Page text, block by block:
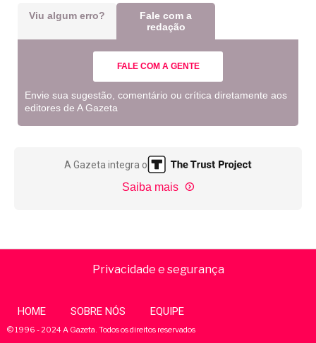
Viu algum erro?
Fale com a
redação
FALE COM A GENTE
Envie sua sugestão, comentário ou crítica diretamente aos
editores de A Gazeta
A Gazeta integra o
Saiba mais
Privacidade e segurança
HOME SOBRE NÓS EQUIPE
© 1996 - 2024 A Gazeta. Todos os direitos reservados